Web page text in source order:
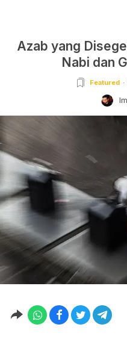
Azab yang
Nabi dan
Featured